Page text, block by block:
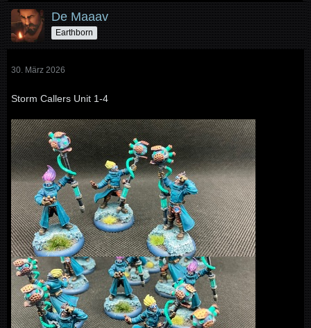
De Maaav
Earthborn
30. März 2026
Storm Callers Unit 1-4